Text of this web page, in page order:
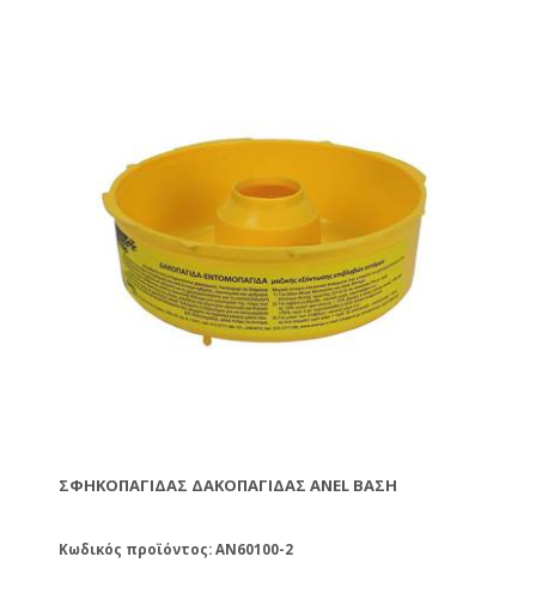
ΣΦΗΚΟΠΑΓΊΔΑΣ ΔΑΚΟΠΑΓΊΔΑΣ ΑΝΕL ΒΆΣΗ
Κωδικός προϊόντος: AN60100-2